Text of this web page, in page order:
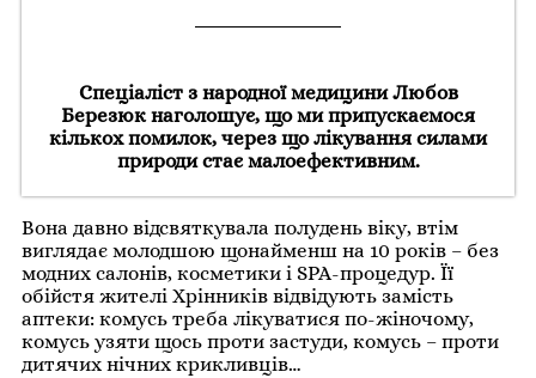
Спеціаліст з народної медицини Любов
Березюк наголошує, що ми припускаємося
кількох помилок, через що лікування силами
природи стає малоефективним.
Вона давно відсвяткувала полудень віку, втім
виглядає молодшою щонайменш на 10 років – без
модних салонів, косметики і SPA-процедур. Її
обійстя жителі Хрінників відвідують замість
аптеки: комусь треба лікуватися по-жіночому,
комусь узяти щось проти застуди, комусь – проти
дитячих нічних крикливців…